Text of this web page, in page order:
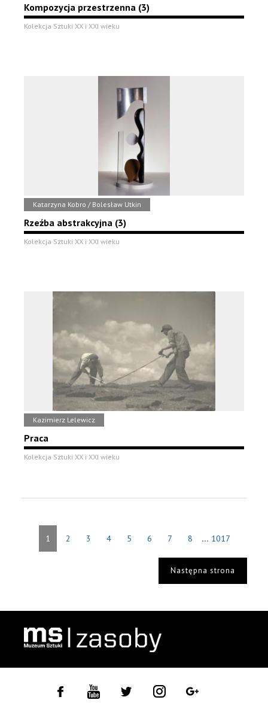
Kompozycja przestrzenna (3)
Kolekcja Sztuki XX i XXI wieku
Katarzyna Kobro / Bolesław Utkin
Rzeźba abstrakcyjna (3)
Kolekcja Sztuki XX i XXI wieku
Kazimierz Lelewicz
Praca
Kolekcja Sztuki XX i XXI wieku
1 2 3 4 5 6 7 8 ... 1017
Następna strona